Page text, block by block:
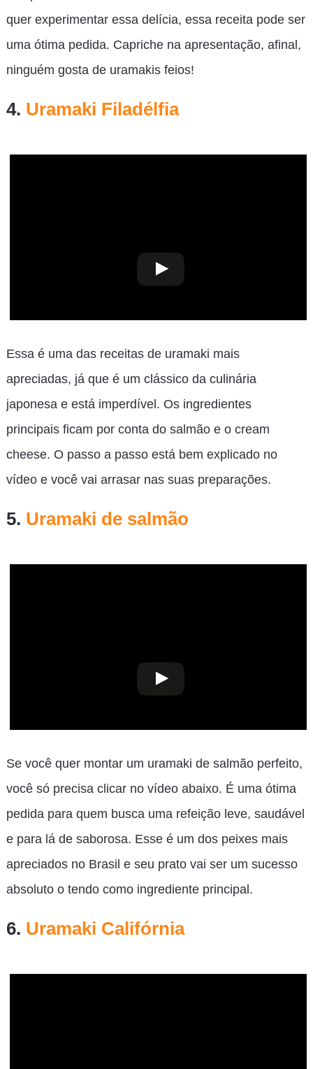
quer experimentar essa delícia, essa receita pode ser
uma ótima pedida. Capriche na apresentação, afinal,
ninguém gosta de uramakis feios!
4. Uramaki Filadélfia
Essa é uma das receitas de uramaki mais
apreciadas, já que é um clássico da culinária
japonesa e está imperdível. Os ingredientes
principais ficam por conta do salmão e o cream
cheese. O passo a passo está bem explicado no
vídeo e você vai arrasar nas suas preparações.
5. Uramaki de salmão
Se você quer montar um uramaki de salmão perfeito,
você só precisa clicar no vídeo abaixo. É uma ótima
pedida para quem busca uma refeição leve, saudável
e para lá de saborosa. Esse é um dos peixes mais
apreciados no Brasil e seu prato vai ser um sucesso
absoluto o tendo como ingrediente principal.
6. Uramaki Califórnia